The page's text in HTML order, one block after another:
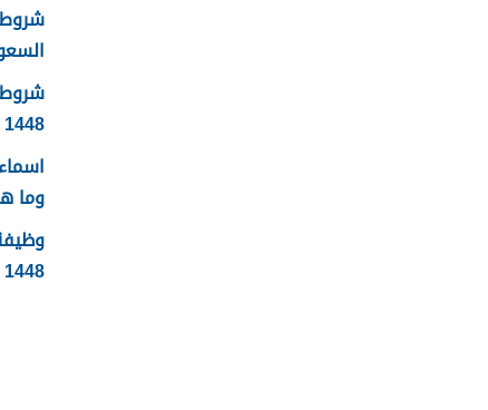
شروط
1448
وما
1448 الشروط وطريقة التقديم